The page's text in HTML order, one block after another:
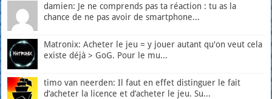
damien: Je ne comprends pas ta réaction : tu as la
chance de ne pas avoir de smartphone...
Matronix: Acheter le jeu = y jouer autant qu'on veut cela
existe déjà > GoG. Pour le mu...
timo van neerden: Il faut en effet distinguer le fait
d’acheter la licence et d’acheter le jeu. Su...